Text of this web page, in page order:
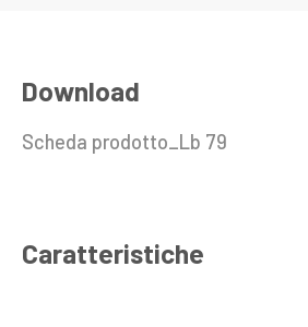
Download
Scheda prodotto_Lb 79
Caratteristiche